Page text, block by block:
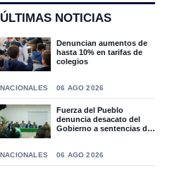
ÚLTIMAS NOTICIAS
Denuncian aumentos de
hasta 10% en tarifas de
colegios
NACIONALES 06 AGO 2026
Fuerza del Pueblo
denuncia desacato del
Gobierno a sentencias del
NACIONALES 06 AGO 2026